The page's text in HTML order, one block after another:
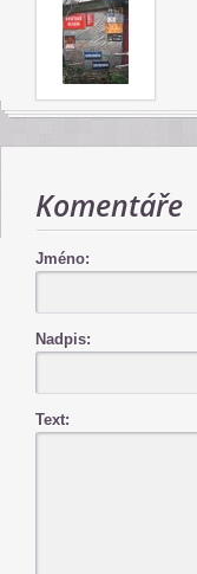
Komentáře
Jméno:
Nadpis:
Text: